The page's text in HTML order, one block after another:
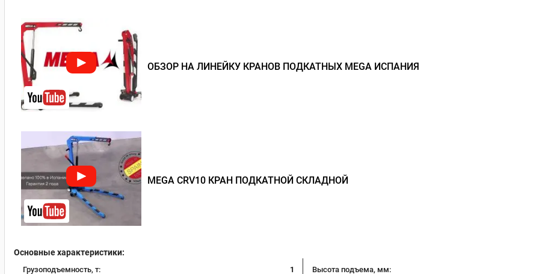
ОБЗОР НА ЛИНЕЙКУ КРАНОВ ПОДКАТНЫХ MEGA ИСПАНИЯ
MEGA CRV10 КРАН ПОДКАТНОЙ СКЛАДНОЙ
Основные характеристики:
Грузоподъемность, т: 1 Высота подъема, мм: